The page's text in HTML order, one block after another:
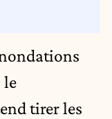
le
tirer les